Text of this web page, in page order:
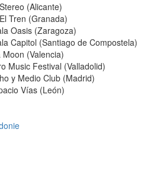
(Alicante)
Tren (Granada)
Oasis (Zaragoza)
Capitol (Santiago de Compostela)
(Valencia)
Music Festival (Valladolid)
y Medio Club (Madrid)
Vías (León)